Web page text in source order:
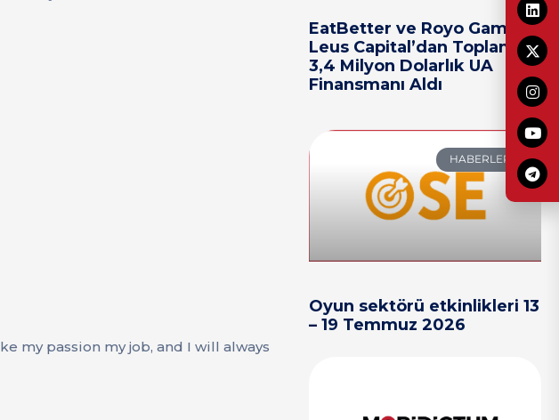
my passion my job, and I will always
EatBetter ve Royo Games,
Leus Capital’dan Toplam
3,4 Milyon Dolarlık UA
Finansmanı Aldı
HABERLER
Oyun sektörü etkinlikleri 13
– 19 Temmuz 2026